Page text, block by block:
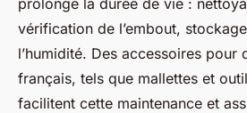
prolonge la durée de vie :
vérification de l’embout,
l’humidité. Des accessoires pour
français, tels que mallettes et
facilitent cette maintenance et